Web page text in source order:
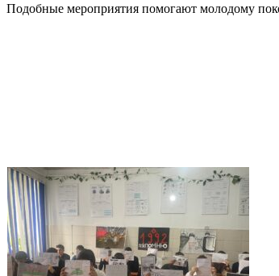
Подобные мероприятия помогают молодому